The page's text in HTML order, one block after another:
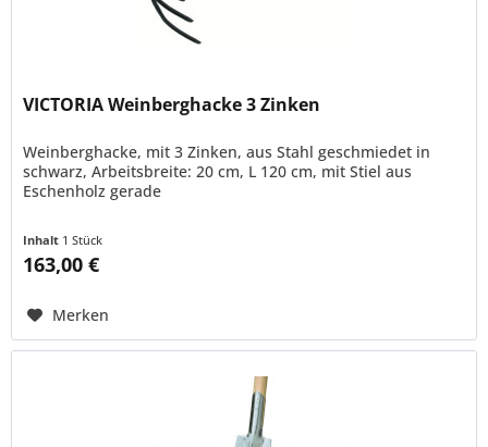
VICTORIA Weinberghacke 3 Zinken
Weinberghacke, mit 3 Zinken, aus Stahl geschmiedet in
schwarz, Arbeitsbreite: 20 cm, L 120 cm, mit Stiel aus
Eschenholz gerade
Inhalt 1 Stück
163,00 €
Merken